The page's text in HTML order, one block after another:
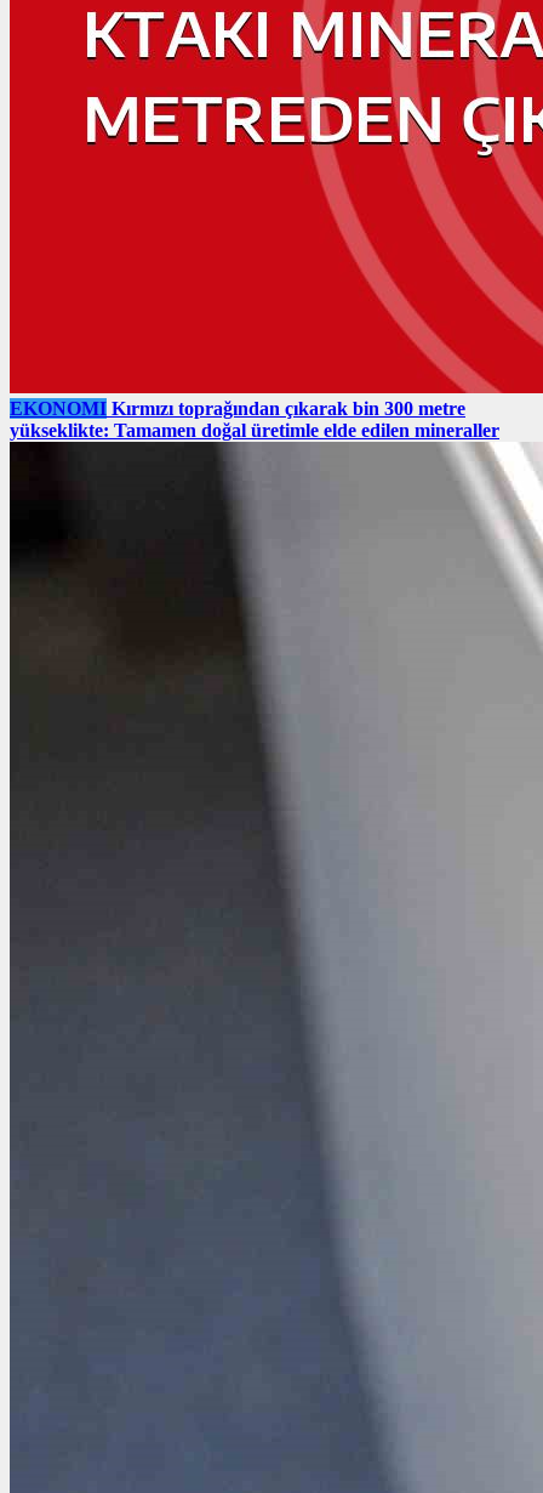
EKONOMI Kırmızı toprağından çıkarak bin 300 metre
yükseklikte: Tamamen doğal üretimle elde edilen mineraller